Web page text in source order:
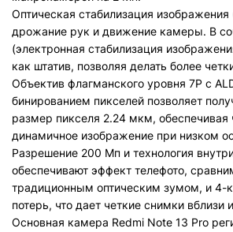
Оптическая стабилизация
дрожание рук и движение камеры. В
(электронная стабилизация
как штатив, позволяя делать более
Объектив флагманского уровня 7P с
бинированием пикселей позволяет
размер пикселя 2.24 мкм, обеспечивая
динамичное изображение при низком
Разрешение 200 Мп и технология
обеспечивают эффект телефото,
традиционным оптическим зумом, и 4-
потерь, что дает четкие снимки вблизи
Основная камера Redmi Note 13 Pro